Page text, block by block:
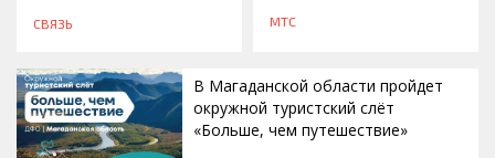
СВЯЗЬ МТС
В Магаданской области пройдет
окружной туристский слёт
«Больше, чем путешествие»